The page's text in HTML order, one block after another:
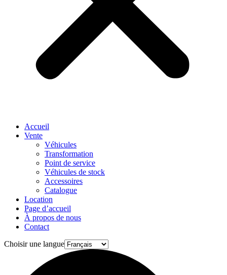
Accueil
Vente
Véhicules
Transformation
Point de service
Véhicules de stock
Accessoires
Catalogue
Location
Page d’accueil
À propos de nous
Contact
Choisir une langue